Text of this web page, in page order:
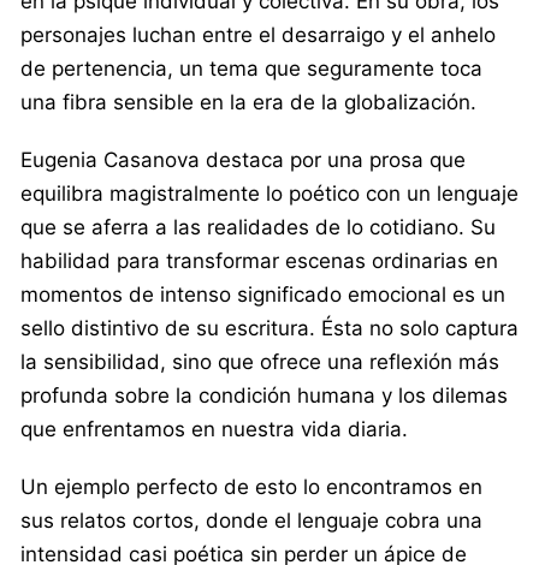
personajes luchan entre el desarraigo y el anhelo
de pertenencia, un tema que seguramente toca
una fibra sensible en la era de la globalización.
Eugenia Casanova destaca por una prosa que
equilibra magistralmente lo poético con un lenguaje
que se aferra a las realidades de lo cotidiano. Su
habilidad para transformar escenas ordinarias en
momentos de intenso significado emocional es un
sello distintivo de su escritura. Ésta no solo captura
la sensibilidad, sino que ofrece una reflexión más
profunda sobre la condición humana y los dilemas
que enfrentamos en nuestra vida diaria.
Un ejemplo perfecto de esto lo encontramos en
sus relatos cortos, donde el lenguaje cobra una
intensidad casi poética sin perder un ápice de